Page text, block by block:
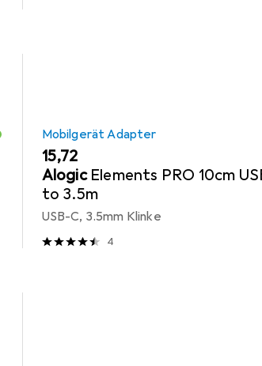
Mobilgerät Adapter
EUR
15,72
Alogic Elements PRO 10cm
to 3.5m
USB-C, 3.5mm Klinke
4